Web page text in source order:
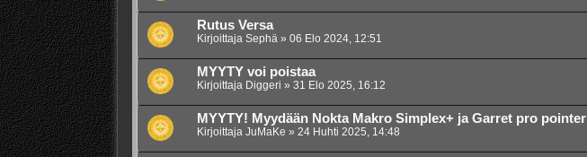
Rutus Versa
Kirjoittaja Sephä» 06 Elo 2024, 12:51
MYYTY voi poistaa
Kirjoittaja Diggeri » 31 Elo 2025, 16:12
MYYTY! Myydään Nokta Makro Simplex+ ja Garret pro pointer
Kirjoittaja JuMaKe » 24 Huhti 2025, 14:48